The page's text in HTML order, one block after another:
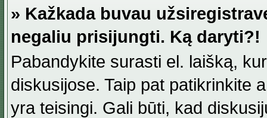
» Kažkada buvau
negaliu prisijungti. Ką daryti?!
Pabandykite surasti el. laišką,
diskusijose. Taip pat patikrinkite
yra teisingi. Gali būti, kad